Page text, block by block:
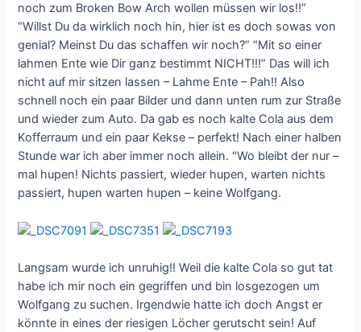
noch zum Broken Bow Arch wollen müssen wir los!!”
“Willst Du da wirklich noch hin, hier ist es doch sowas von
genial? Meinst Du das schaffen wir noch?” “Mit so einer
lahmen Ente wie Dir ganz bestimmt NICHT!!!” Das will ich
nicht auf mir sitzen lassen – Lahme Ente – Pah!! Also
schnell noch ein paar Bilder und dann unten rum zur Straße
und wieder zum Auto. Da gab es noch kalte Cola aus dem
Kofferraum und ein paar Kekse – perfekt! Nach einer halben
Stunde war ich aber immer noch allein. "Wo bleibt der nur –
mal hupen! Nichts passiert, wieder hupen, warten nichts
passiert, hupen warten hupen – keine Wolfgang.
Langsam wurde ich unruhig!! Weil die kalte Cola so gut tat
habe ich mir noch ein gegriffen und bin losgezogen um
Wolfgang zu suchen. Irgendwie hatte ich doch Angst er
könnte in eines der riesigen Löcher gerutscht sein! Auf